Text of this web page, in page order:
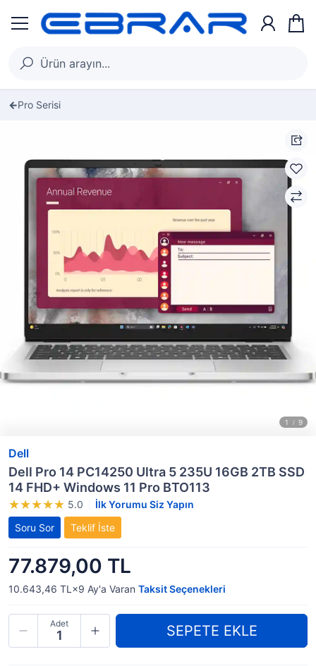
Pro Serisi
Dell
Dell Pro 14 PC14250 Ultra 5 235U 16GB 2TB SSD
14 FHD+ Windows 11 Pro BTO113
5.0
İlk Yorumu Siz Yapın
Soru Sor
Teklif İste
77.879,00 TL
10.643,46 TL×9 Ay'a Varan Taksit Seçenekleri
Adet